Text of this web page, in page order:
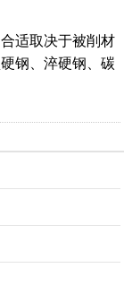
适取决于被削材
钢、淬硬钢、碳